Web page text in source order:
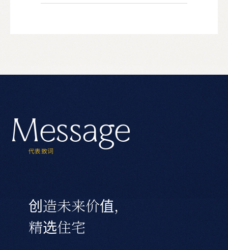
Message
代表致词
创造未来价值，
精选住宅